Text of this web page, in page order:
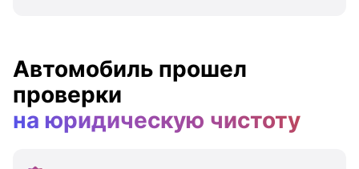
Автомобиль прошел
проверки
на юридическую чистоту